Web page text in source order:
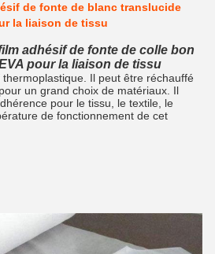
de fonte de blanc translucide
la liaison de tissu
adhésif de fonte de colle bon
pour la liaison de tissu
Il peut être réchauffé
un grand choix de matériaux. Il
pour le tissu, le textile, le
de fonctionnement de cet